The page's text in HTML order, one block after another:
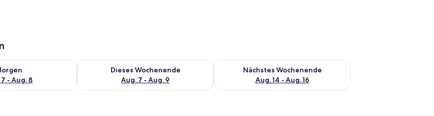
7.
- Aug. 8
für morgen, Aug. 7 - Aug. 8.
Dieses Wochenende
Aug. 7 - Aug. 9
Überprüfe die Verfügbarkeit für dieses Wochenende, Aug. 7 - Aug. 9.
Nächstes Wochenende
Aug. 14 - Aug. 16
Überprüfe die Verfügbarkeit für nächstes Wochenende, Aug.